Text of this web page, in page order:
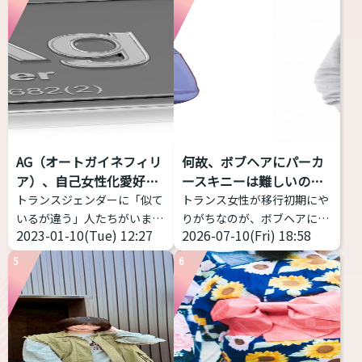
記事にしようと思い立ちまし
括的な意味をもつ表現 トラン
スジェンダーとは、何らかの
形で性別移行をする者すべて
を包摂する用語であり、その
中での多様性は多岐にわたり
学会は「性別不合学会」です
から「性別不合」に対象が限
定されるとしても、「性別不
合」の現れ方は多様であり、
それに対する対処（治療）
も...
てくれるアプリです。 こちら
impression-
checker.vercel.app/ 物語の
朗読音声を録音し、その声の
印象が「男性的」か、「女性
ケーション。 ピッチだけでは
なく、フォルマント（声の共
鳴: 響き方に影響する）を考
慮する。 ...
AG（オートガイネフィリ
ア）、自己女性化愛好症
っ...
トランスジェンダーに「似て
いるが違う」人たちがいま
す。今回はAGと略される
（銀やデニムのメーカーじゃ
ないよ）オートガイネフィリ
アを紹介します。 AG（オー
トガイネフィリア）とは？ オ
ートガイネフィリアとは「自
己女性化愛好症」「自己女性
2023-01-10(Tue) 12:27
何故、ボブヘアにパーカ
ースキニーは難しいの
か？
トランス女性が移行初期にや
りがちなのが、ボブヘアにパ
ーカー、スキニー(またはタ
イツ)、スニーカーの三種の
神器
これ、実は相当難
しい。中性、ナチュラルな女
性に寄せようとしてミスって
るケースをよく見ます。 解説
します。 サイズ感をキッチリ
2026-07-10(Fri) 18:58
5 6